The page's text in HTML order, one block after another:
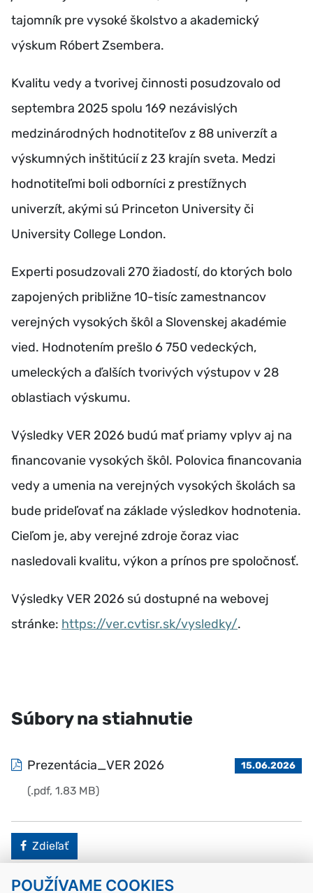
POUŽÍVAME COOKIES
tajomník pre vysoké školstvo a akademický
výskum Róbert Zsembera.
Kvalitu vedy a tvorivej činnosti posudzovalo od
septembra 2025 spolu 169 nezávislých
medzinárodných hodnotiteľov z 88 univerzít a
výskumných inštitúcií z 23 krajín sveta. Medzi
hodnotiteľmi boli odborníci z prestížnych
univerzít, akými sú Princeton University či
University College London.
Experti posudzovali 270 žiadostí, do ktorých bolo
zapojených približne 10-tisíc zamestnancov
verejných vysokých škôl a Slovenskej akadémie
vied. Hodnotením prešlo 6 750 vedeckých,
umeleckých a ďalších tvorivých výstupov v 28
oblastiach výskumu.
Výsledky VER 2026 budú mať priamy vplyv aj na
financovanie vysokých škôl. Polovica financovania
vedy a umenia na verejných vysokých školách sa
bude prideľovať na základe výsledkov hodnotenia.
Cieľom je, aby verejné zdroje čoraz viac
nasledovali kvalitu, výkon a prínos pre spoločnosť.
Výsledky VER 2026 sú dostupné na webovej
stránke: https://ver.cvtisr.sk/vysledky/.
Súbory na stiahnutie
Prezentácia_VER 2026
(.pdf, 1.83 MB)
15.06.2026
Facebook
Zdieľať